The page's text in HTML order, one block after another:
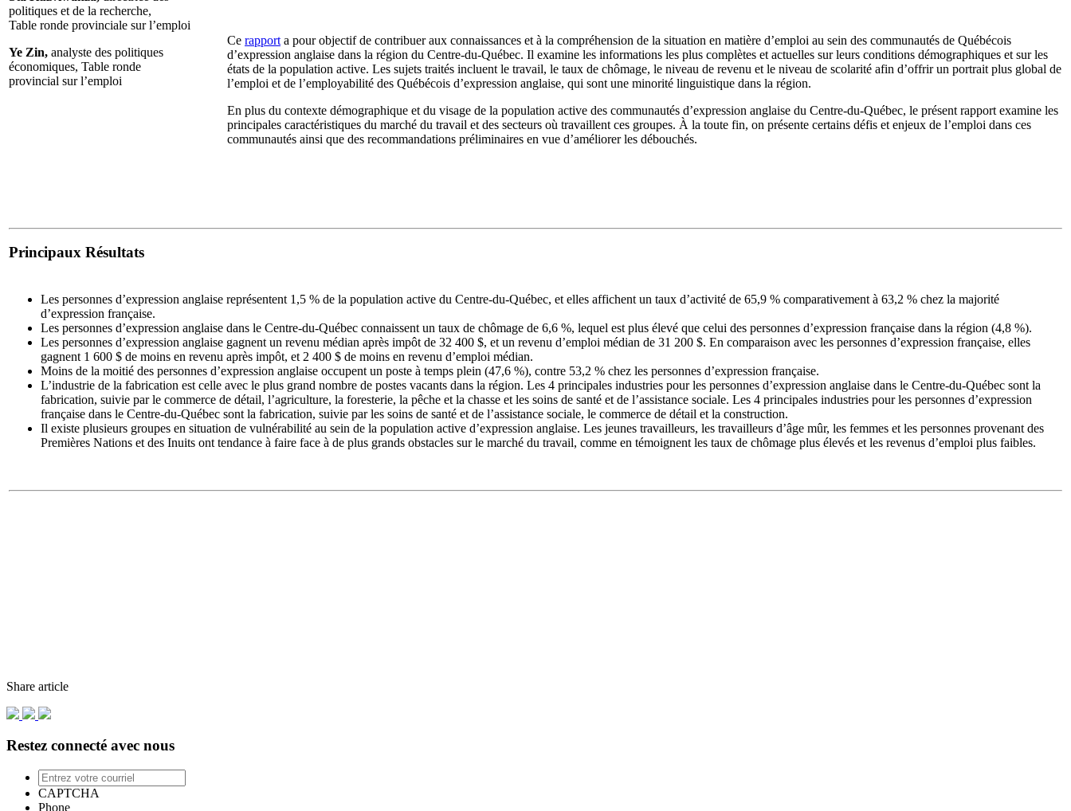
politiques et de la recherche,
Table ronde provinciale sur l’emploi
Ye Zin, analyste des politiques
économiques, Table ronde
provincial sur l’emploi
Ce rapport a pour objectif de contribuer aux connaissances et à la compréhension de la situation en matière d’emploi au sein des communautés de Québécois
d’expression anglaise dans la région du Centre-du-Québec. Il examine les informations les plus complètes et actuelles sur leurs conditions démographiques et sur les
états de la population active. Les sujets traités incluent le travail, le taux de chômage, le niveau de revenu et le niveau de scolarité afin d’offrir un portrait plus global de
l’emploi et de l’employabilité des Québécois d’expression anglaise, qui sont une minorité linguistique dans la région.
En plus du contexte démographique et du visage de la population active des communautés d’expression anglaise du Centre-du-Québec, le présent rapport examine les
principales caractéristiques du marché du travail et des secteurs où travaillent ces groupes. À la toute fin, on présente certains défis et enjeux de l’emploi dans ces
communautés ainsi que des recommandations préliminaires en vue d’améliorer les débouchés.
Principaux Résultats
Les personnes d’expression anglaise représentent 1,5 % de la population active du Centre-du-Québec, et elles affichent un taux d’activité de 65,9 % comparativement à 63,2 % chez la majorité
d’expression française.
Les personnes d’expression anglaise dans le Centre-du-Québec connaissent un taux de chômage de 6,6 %, lequel est plus élevé que celui des personnes d’expression française dans la région (4,8 %).
Les personnes d’expression anglaise gagnent un revenu médian après impôt de 32 400 $, et un revenu d’emploi médian de 31 200 $. En comparaison avec les personnes d’expression française, elles
gagnent 1 600 $ de moins en revenu après impôt, et 2 400 $ de moins en revenu d’emploi médian.
Moins de la moitié des personnes d’expression anglaise occupent un poste à temps plein (47,6 %), contre 53,2 % chez les personnes d’expression française.
L’industrie de la fabrication est celle avec le plus grand nombre de postes vacants dans la région. Les 4 principales industries pour les personnes d’expression anglaise dans le Centre-du-Québec sont la
fabrication, suivie par le commerce de détail, l’agriculture, la foresterie, la pêche et la chasse et les soins de santé et de l’assistance sociale. Les 4 principales industries pour les personnes d’expression
française dans le Centre-du-Québec sont la fabrication, suivie par les soins de santé et de l’assistance sociale, le commerce de détail et la construction.
Il existe plusieurs groupes en situation de vulnérabilité au sein de la population active d’expression anglaise. Les jeunes travailleurs, les travailleurs d’âge mûr, les femmes et les personnes provenant des
Premières Nations et des Inuits ont tendance à faire face à de plus grands obstacles sur le marché du travail, comme en témoignent les taux de chômage plus élevés et les revenus d’emploi plus faibles.
Share article
Restez connecté avec nous
Entrez
votre
courriel
CAPTCHA
Phone